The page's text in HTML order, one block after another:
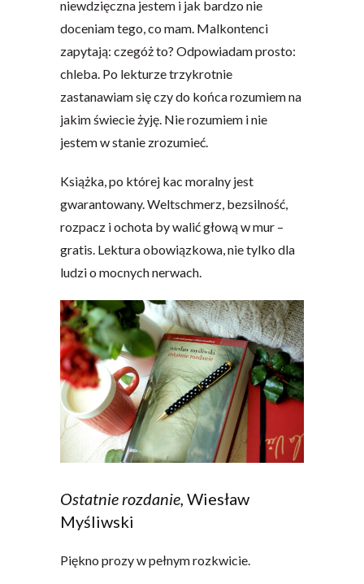
niewdzięczna jestem i jak bardzo nie
doceniam tego, co mam. Malkontenci
zapytają: czegóż to? Odpowiadam prosto:
chleba. Po lekturze trzykrotnie
zastanawiam się czy do końca rozumiem na
jakim świecie żyję. Nie rozumiem i nie
jestem w stanie zrozumieć.
Książka, po której kac moralny jest
gwarantowany. Weltschmerz, bezsilność,
rozpacz i ochota by walić głową w mur –
gratis. Lektura obowiązkowa, nie tylko dla
ludzi o mocnych nerwach.
Ostatnie rozdanie, Wiesław
Myśliwski
Piękno prozy w pełnym rozkwicie.